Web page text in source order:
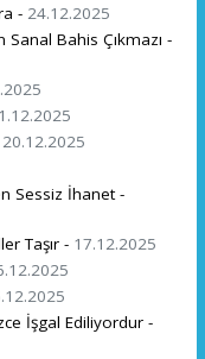
- 24.12.2025
Bahis Çıkmazı -
20.12.2025
Sessiz İhanet -
Taşır - 17.12.2025
İşgal Ediliyordur -